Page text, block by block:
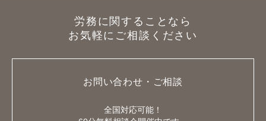
労務に関することなら
お気軽にご相談ください
お問い合わせ・ご相談
全国対応可能！